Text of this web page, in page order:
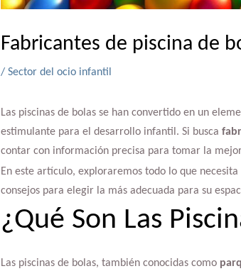
Fabricantes de piscina de
/ Sector del ocio infantil
Las piscinas de bolas se han convertido en un
estimulante para el desarrollo infantil. Si busca
contar con información precisa para tomar la
En este artículo, exploraremos todo lo que
consejos para elegir la más adecuada para su
¿Qué Son Las
Las piscinas de bolas, también conocidas como